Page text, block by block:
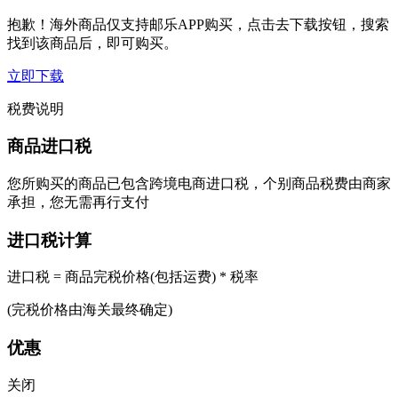
抱歉！海外商品仅支持邮乐APP购买，点击去下载按钮，搜索
找到该商品后，即可购买。
立即下载
税费说明
商品进口税
您所购买的商品已包含跨境电商进口税，个别商品税费由商家
承担，您无需再行支付
进口税计算
进口税 = 商品完税价格(包括运费) * 税率
(完税价格由海关最终确定)
优惠
关闭